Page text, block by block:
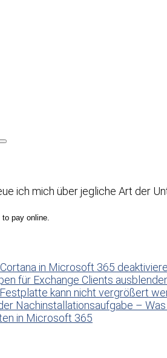
ich mich über jegliche Art der
in Microsoft 365
für Exchange Clients
kann nicht vergrößert
Nachinstallationsaufgabe –
in Microsoft 365